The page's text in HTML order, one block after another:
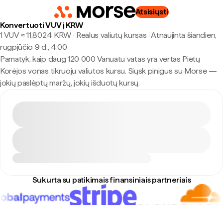
Atsisiųsti
Konvertuoti VUV į KRW
1 VUV ≈ 11,8024 KRW · Realus valiutų kursas ·Atnaujinta šiandien,
rugpjūčio 9 d., 4:00
Pamatyk, kaip daug 120 000 Vanuatu vatas yra vertas Pietų
Korėjos vonas tikruoju valiutos kursu. Siųsk pinigus su Morse —
jokių paslėptų maržų, jokių išduotų kursų.
Sukurta su patikimais finansiniais partneriais